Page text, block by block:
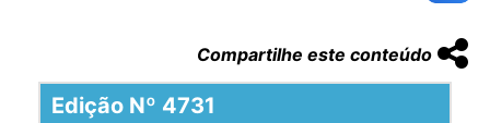
Compartilhe este conteúdo
Edição Nº 4731